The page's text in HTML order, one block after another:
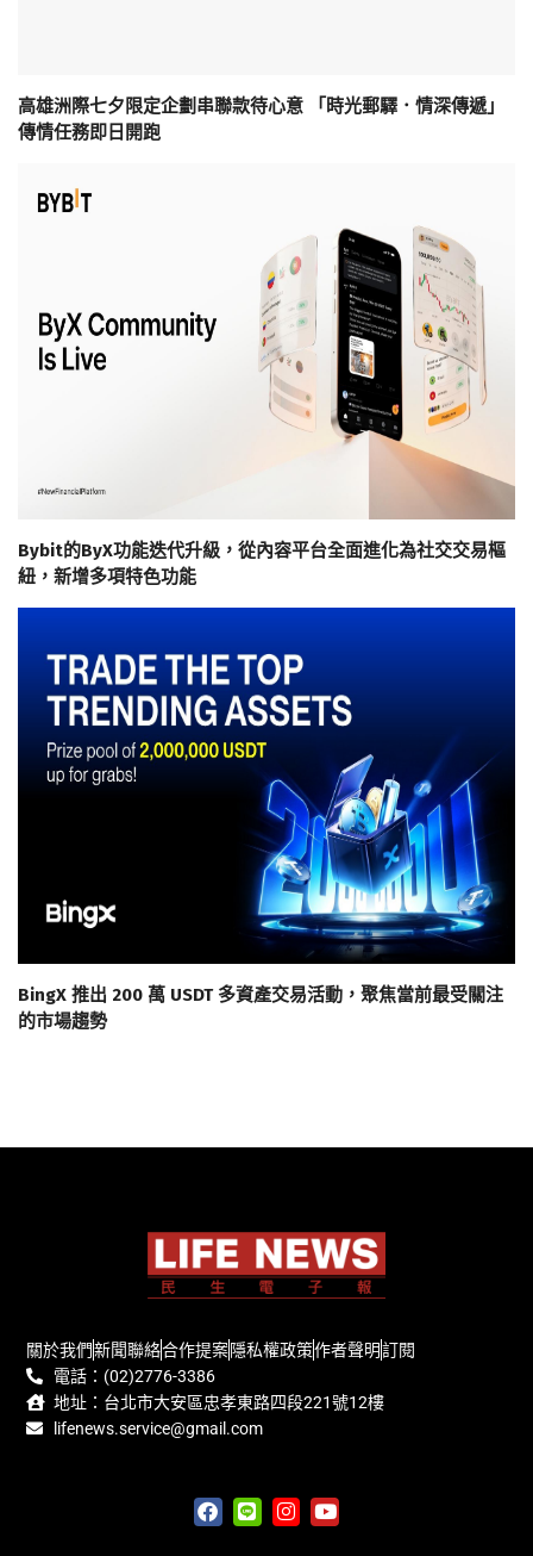
高雄洲際七夕限定企劃串聯款待心意 「時光郵驛．情深傳遞」
傳情任務即日開跑
Bybit的ByX功能迭代升級，從內容平台全面進化為社交交易樞
紐，新增多項特色功能
BingX 推出 200 萬 USDT 多資產交易活動，聚焦當前最受關注
的市場趨勢
關於我們新聞聯絡合作提案隱私權政策作者聲明訂閱
電話：(02)2776-3386
地址：台北市大安區忠孝東路四段221號12樓
lifenews.service@gmail.com